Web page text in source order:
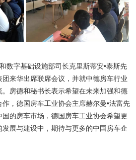
数字基础设施部司长克里斯蒂安•泰斯先
来华出席联席会议，并就中德房车行业
房德和秘书长表示希望在未来加强和德
，德国房车工业协会主席赫尔曼•法富先
的房车市场，德国房车工业协会希望更
展与建设中，期待与更多的中国房车企